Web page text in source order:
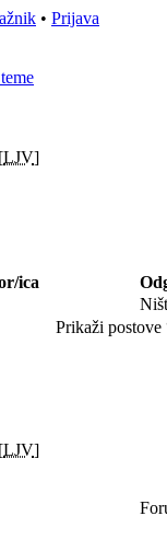
• Prijava
LJV]
ica
Prikaži postove
LJV]